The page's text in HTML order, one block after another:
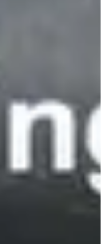
ça ne se
Rhône-